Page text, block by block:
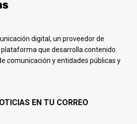
digital, un proveedor de
que desarrolla contenido
comunicación y entidades públicas y
EN TU CORREO